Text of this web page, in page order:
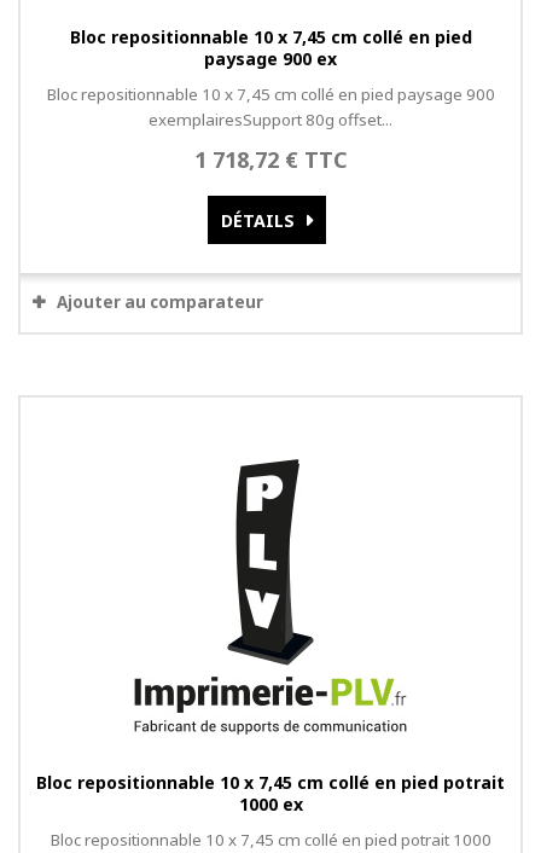
Bloc repositionnable 10 x 7,45 cm collé en pied
paysage 900 ex
Bloc repositionnable 10 x 7,45 cm collé en pied paysage 900
exemplairesSupport 80g offset...
1 718,72 € TTC
DÉTAILS
Ajouter au comparateur
Bloc repositionnable 10 x 7,45 cm collé en pied potrait
1000 ex
Bloc repositionnable 10 x 7,45 cm collé en pied potrait 1000